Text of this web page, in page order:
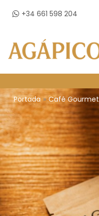
+34 661 598 204
Portada»Café Gourmet